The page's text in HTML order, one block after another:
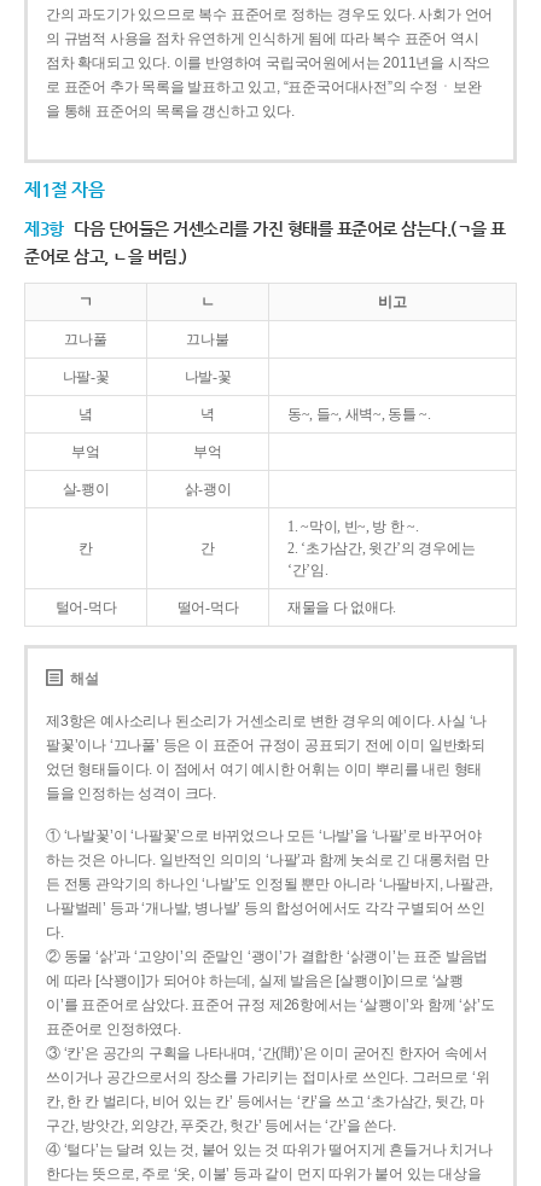
간의 과도기가 있으므로 복수 표준어로 정하는 경우도 있다. 사회가 언어
의 규범적 사용을 점차 유연하게 인식하게 됨에 따라 복수 표준어 역시
점차 확대되고 있다. 이를 반영하여 국립국어원에서는 2011년을 시작으
로 표준어 추가 목록을 발표하고 있고, “표준국어대사전”의 수정ㆍ보완
을 통해 표준어의 목록을 갱신하고 있다.
제1절 자음
제3항 다음 단어들은 거센소리를 가진 형태를 표준어로 삼는다.(ㄱ을 표
준어로 삼고, ㄴ을 버림.)
ㄱ ㄴ 비고
끄나풀 끄나불
나팔-꽃 나발-꽃
녘 녁 동~, 들~, 새벽~, 동틀 ~.
부엌 부억
살-쾡이 삵-괭이
칸 간
1. ~막이, 빈~, 방 한 ~.
2. ‘초가삼간, 윗간’의 경우에는
‘간’임.
털어-먹다 떨어-먹다 재물을 다 없애다.
해설
제3항은 예사소리나 된소리가 거센소리로 변한 경우의 예이다. 사실 ‘나
팔꽃’이나 ‘끄나풀’ 등은 이 표준어 규정이 공표되기 전에 이미 일반화되
었던 형태들이다. 이 점에서 여기 예시한 어휘는 이미 뿌리를 내린 형태
들을 인정하는 성격이 크다.
① ‘나발꽃’이 ‘나팔꽃’으로 바뀌었으나 모든 ‘나발’을 ‘나팔’로 바꾸어야
하는 것은 아니다. 일반적인 의미의 ‘나팔’과 함께 놋쇠로 긴 대롱처럼 만
든 전통 관악기의 하나인 ‘나발’도 인정될 뿐만 아니라 ‘나팔바지, 나팔관,
나팔벌레’ 등과 ‘개나발, 병나발’ 등의 합성어에서도 각각 구별되어 쓰인
다.
② 동물 ‘삵’과 ‘고양이’의 준말인 ‘괭이’가 결합한 ‘삵괭이’는 표준 발음법
에 따라 [삭꽹이]가 되어야 하는데, 실제 발음은 [살쾡이]이므로 ‘살쾡
이’를 표준어로 삼았다. 표준어 규정 제26항에서는 ‘살쾡이’와 함께 ‘삵’도
표준어로 인정하였다.
③ ‘칸’은 공간의 구획을 나타내며, ‘간(間)’은 이미 굳어진 한자어 속에서
쓰이거나 공간으로서의 장소를 가리키는 접미사로 쓰인다. 그러므로 ‘위
칸, 한 칸 벌리다, 비어 있는 칸’ 등에서는 ‘칸’을 쓰고 ‘초가삼간, 뒷간, 마
구간, 방앗간, 외양간, 푸줏간, 헛간’ 등에서는 ‘간’을 쓴다.
④ ‘털다’는 달려 있는 것, 붙어 있는 것 따위가 떨어지게 흔들거나 치거나
한다는 뜻으로, 주로 ‘옷, 이불’ 등과 같이 먼지 따위가 붙어 있는 대상을